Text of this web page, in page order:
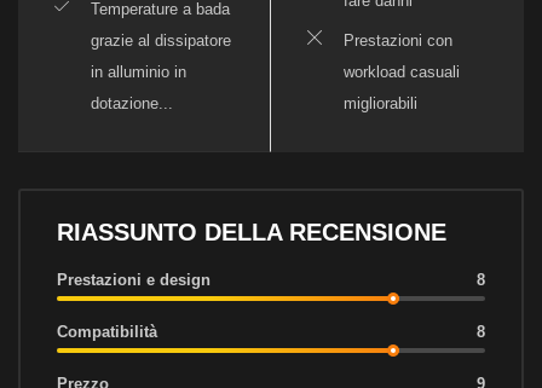
Temperature a bada
grazie al dissipatore
in alluminio in
dotazione...
Prestazioni con
workload casuali
migliorabili
RIASSUNTO DELLA RECENSIONE
Prestazioni e design 8
Compatibilità 8
Prezzo 9